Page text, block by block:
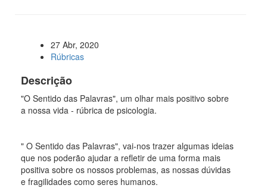
27 Abr, 2020
Rúbricas
Descrição
"O Sentido das Palavras", um olhar mais positivo sobre
a nossa vida - rúbrica de psicologia.
" O Sentido das Palavras", vai-nos trazer algumas ideias
que nos poderão ajudar a refletir de uma forma mais
positiva sobre os nossos problemas, as nossas dúvidas
e fragilidades como seres humanos.